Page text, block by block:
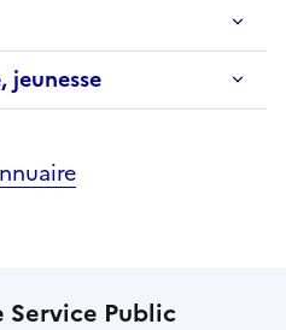
jeunesse
Public